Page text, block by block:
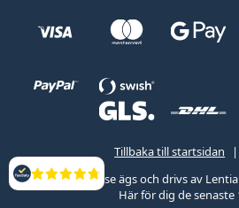
Recensioner
Tillbaka till startsidan
Lentiamo.se ägs och drivs av
Här för dig de senaste